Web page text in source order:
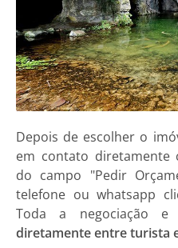
Depois de escolher o
em contato diretamente
do campo "Pedir
telefone ou whatsapp
Toda a negociação e
diretamente entre turista